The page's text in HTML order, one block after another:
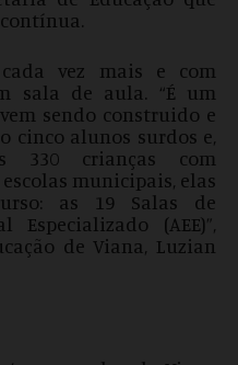
vez mais e com
sala de aula. “É um
sendo construido e
cinco alunos surdos e,
330 crianças com
municipais, elas
as 19 Salas de
Especializado (AEE)”,
de Viana, Luzian